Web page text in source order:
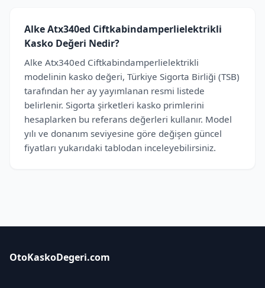
Alke Atx340ed Ciftkabindamperlielektrikli
Kasko Değeri Nedir?
Alke Atx340ed Ciftkabindamperlielektrikli
modelinin kasko değeri, Türkiye Sigorta Birliği (TSB)
tarafından her ay yayımlanan resmi listede
belirlenir. Sigorta şirketleri kasko primlerini
hesaplarken bu referans değerleri kullanır. Model
yılı ve donanım seviyesine göre değişen güncel
fiyatları yukarıdaki tablodan inceleyebilirsiniz.
OtoKaskoDegeri.com